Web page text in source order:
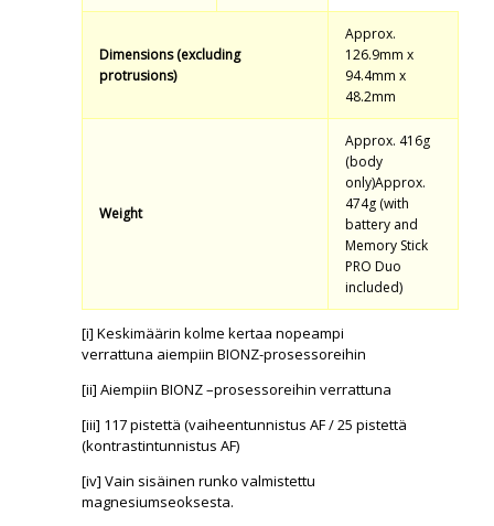
Dimensions (excluding
protrusions)
Approx.
126.9mm x
94.4mm x
48.2mm
Weight
Approx. 416g
(body
only)Approx.
474g (with
battery and
Memory Stick
PRO Duo
included)
[i] Keskimäärin kolme kertaa nopeampi
verrattuna aiempiin BIONZ-prosessoreihin
[ii] Aiempiin BIONZ –prosessoreihin verrattuna
[iii] 117 pistettä (vaiheentunnistus AF / 25 pistettä
(kontrastintunnistus AF)
[iv] Vain sisäinen runko valmistettu
magnesiumseoksesta.